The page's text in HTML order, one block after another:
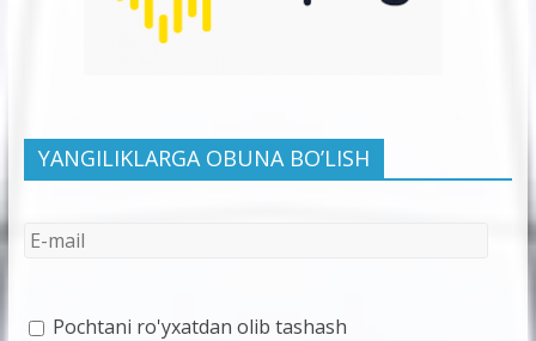
YANGILIKLARGA OBUNA BO’LISH
Pochtani ro'yxatdan olib tashash